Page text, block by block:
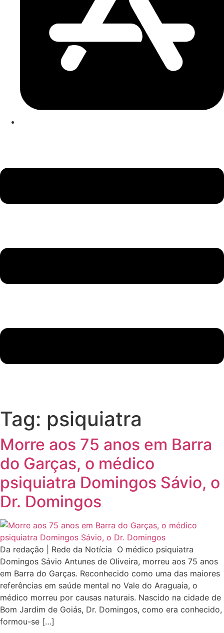
Tag: psiquiatra
Morre aos 75 anos em Barra
do Garças, o médico
psiquiatra Domingos Sávio, o
Dr. Domingos
Da redação | Rede da Notícia O médico psiquiatra
Domingos Sávio Antunes de Oliveira, morreu aos 75 anos
em Barra do Garças. Reconhecido como uma das maiores
referências em saúde mental no Vale do Araguaia, o
médico morreu por causas naturais. Nascido na cidade de
Bom Jardim de Goiás, Dr. Domingos, como era conhecido,
formou-se […]